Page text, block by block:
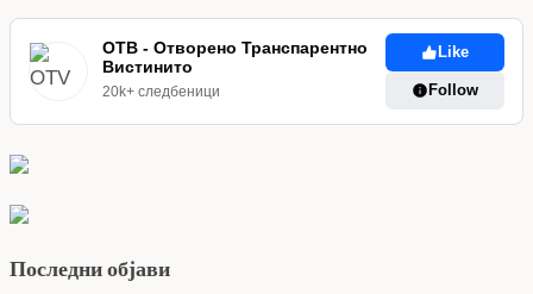
ОТВ - Отворено Транспарентно
Вистинито
20k+ следбеници
Like
Follow
Последни објави